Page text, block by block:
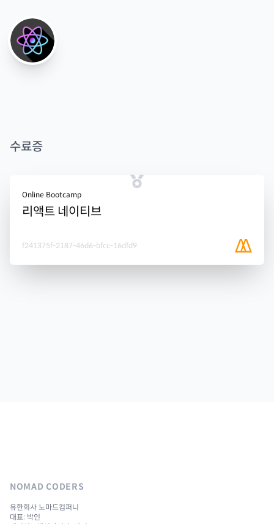
수료증
Online Bootcamp
리액트 네이티브
f241375f-2187-46d6-bfcc-16dfd9
NOMAD CODERS
유한회사 노마드컴퍼니
대표: 박인